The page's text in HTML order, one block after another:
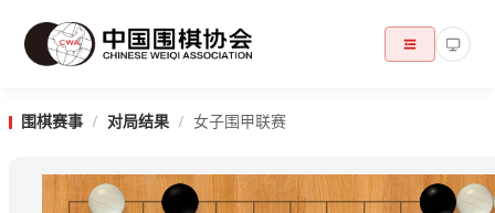
围棋赛事 / 对局结果 / 女子围甲联赛